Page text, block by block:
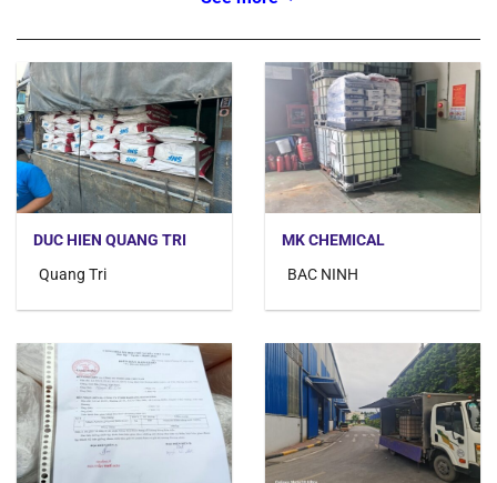
DUC HIEN QUANG TRI
Quang Tri
MK CHEMICAL
BAC NINH